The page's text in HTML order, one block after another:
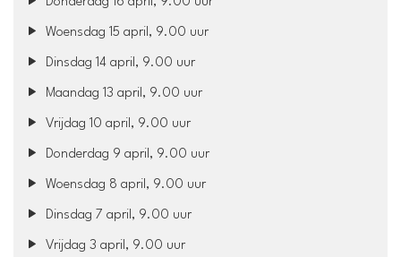
Woensdag 15 april, 9.00 uur
Dinsdag 14 april, 9.00 uur
Maandag 13 april, 9.00 uur
Vrijdag 10 april, 9.00 uur
Donderdag 9 april, 9.00 uur
Woensdag 8 april, 9.00 uur
Dinsdag 7 april, 9.00 uur
Vrijdag 3 april, 9.00 uur